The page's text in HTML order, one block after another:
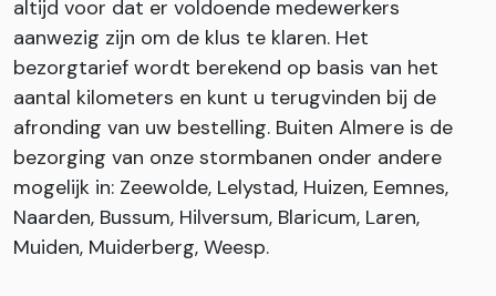
altijd voor dat er voldoende medewerkers
aanwezig zijn om de klus te klaren. Het
bezorgtarief wordt berekend op basis van het
aantal kilometers en kunt u terugvinden bij de
afronding van uw bestelling. Buiten Almere is de
bezorging van onze stormbanen onder andere
mogelijk in: Zeewolde, Lelystad, Huizen, Eemnes,
Naarden, Bussum, Hilversum, Blaricum, Laren,
Muiden, Muiderberg, Weesp.